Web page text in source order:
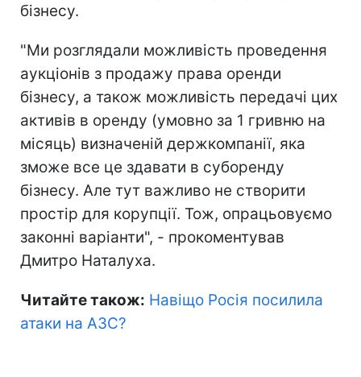
бізнесу.
"Ми розглядали можливість проведення
аукціонів з продажу права оренди
бізнесу, а також можливість передачі цих
активів в оренду (умовно за 1 гривню на
місяць) визначеній держкомпанії, яка
зможе все це здавати в суборенду
бізнесу. Але тут важливо не створити
простір для корупції. Тож, опрацьовуємо
законні варіанти", - прокоментував
Дмитро Наталуха.
Читайте також: Навіщо Росія посилила
атаки на АЗС?